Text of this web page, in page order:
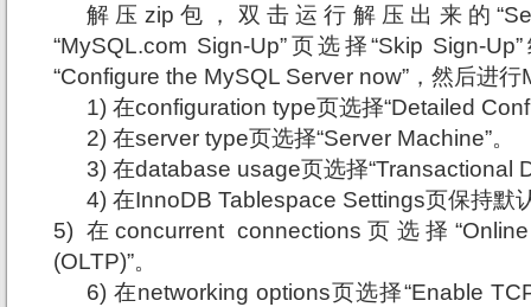
解压 zip包，双击运行解压出来的
“MySQL.com Sign-Up”页选择“Skip Sign-
“Configure the MySQL Server now”，然后进
1) 在configuration type页选择“Detailed
2) 在server type页选择“Server Machine”。
3) 在database usage页选择“Transactional
4) 在InnoDB Tablespace Settings页保持默
5) 在concurrent connections页选择
(OLTP)”。
6) 在networking options页选择“Enable